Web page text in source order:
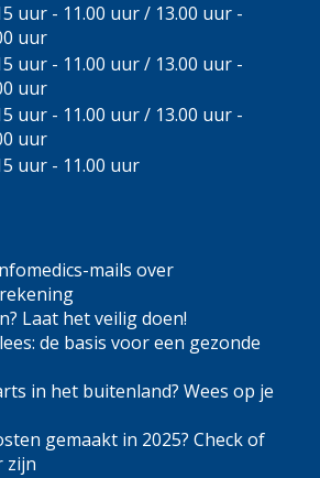
uur - 11.00 uur / 13.00 uur -
uur
uur - 11.00 uur / 13.00 uur -
uur
uur - 11.00 uur / 13.00 uur -
uur
uur - 11.00 uur
mails over
Laat het veilig doen!
de basis voor een gezonde
in het buitenland? Wees op je
gemaakt in 2025? Check of
zijn